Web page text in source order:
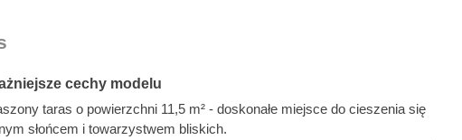
cechy modelu
taras o powierzchni 11,5 m² - doskonałe miejsce do cieszenia się
słońcem i towarzystwem bliskich.